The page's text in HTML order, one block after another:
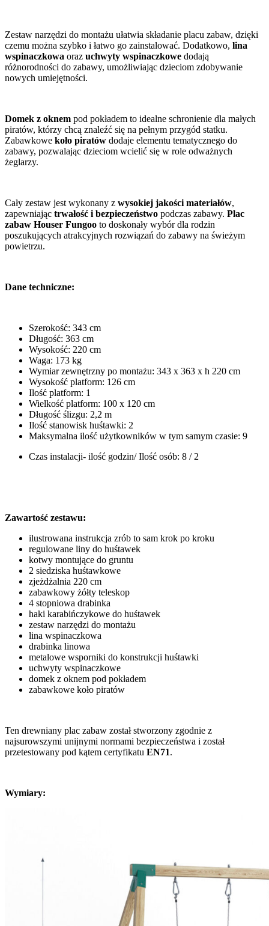
Zestaw narzędzi do montażu ułatwia składanie placu zabaw, dzięki
czemu można szybko i łatwo go zainstalować. Dodatkowo, lina
wspinaczkowa oraz uchwyty wspinaczkowe dodają
różnorodności do zabawy, umożliwiając dzieciom zdobywanie
nowych umiejętności.
Domek z oknem pod pokładem to idealne schronienie dla małych
piratów, którzy chcą znaleźć się na pełnym przygód statku.
Zabawkowe koło piratów dodaje elementu tematycznego do
zabawy, pozwalając dzieciom wcielić się w role odważnych
żeglarzy.
Cały zestaw jest wykonany z wysokiej jakości materiałów,
zapewniając trwałość i bezpieczeństwo podczas zabawy. Plac
zabaw Houser Fungoo to doskonały wybór dla rodzin
poszukujących atrakcyjnych rozwiązań do zabawy na świeżym
powietrzu.
Dane techniczne:
Szerokość: 343 cm
Długość: 363 cm
Wysokość: 220 cm
Waga: 173 kg
Wymiar zewnętrzny po montażu: 343 x 363 x h 220 cm
Wysokość platform: 126 cm
Ilość platform: 1
Wielkość platform: 100 x 120 cm
Długość ślizgu: 2,2 m
Ilość stanowisk huśtawki: 2
Maksymalna ilość użytkowników w tym samym czasie: 9
Czas instalacji- ilość godzin/ Ilość osób: 8 / 2
Zawartość zestawu:
ilustrowana instrukcja zrób to sam krok po kroku
regulowane liny do huśtawek
kotwy montujące do gruntu
2 siedziska huśtawkowe
zjeżdżalnia 220 cm
zabawkowy żółty teleskop
4 stopniowa drabinka
haki karabińczykowe do huśtawek
zestaw narzędzi do montażu
lina wspinaczkowa
drabinka linowa
metalowe wsporniki do konstrukcji huśtawki
uchwyty wspinaczkowe
domek z oknem pod pokładem
zabawkowe koło piratów
Ten drewniany plac zabaw został stworzony zgodnie z
najsurowszymi unijnymi normami bezpieczeństwa i został
przetestowany pod kątem certyfikatu EN71.
Wymiary: